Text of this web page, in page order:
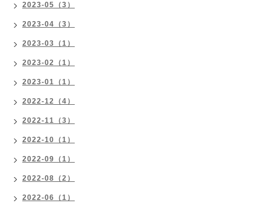
2023-05（3）
2023-04（3）
2023-03（1）
2023-02（1）
2023-01（1）
2022-12（4）
2022-11（3）
2022-10（1）
2022-09（1）
2022-08（2）
2022-06（1）